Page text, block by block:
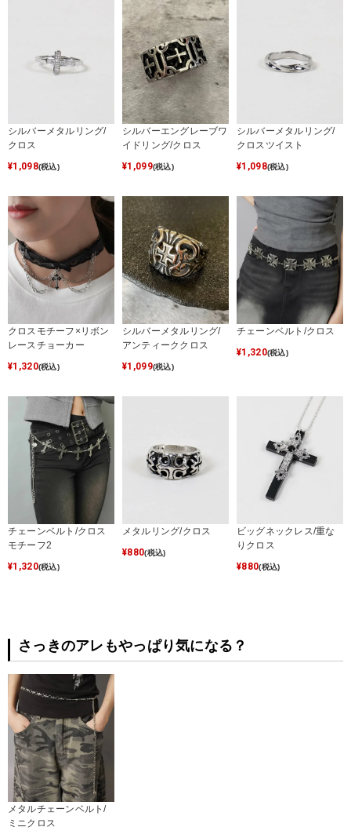
シルバーメタルリング/
クロス
¥1,098(税込)
シルバーエングレーブワ
イドリング/クロス
¥1,099(税込)
シルバーメタルリング/
クロスツイスト
¥1,098(税込)
クロスモチーフ×リボン
レースチョーカー
¥1,320(税込)
シルバーメタルリング/
アンティーククロス
¥1,099(税込)
チェーンベルト/クロス
¥1,320(税込)
チェーンベルト/クロス
モチーフ2
¥1,320(税込)
メタルリング/クロス
¥880(税込)
ビッグネックレス/重な
りクロス
¥880(税込)
さっきのアレもやっぱり気になる？
メタルチェーンベルト/
ミニクロス